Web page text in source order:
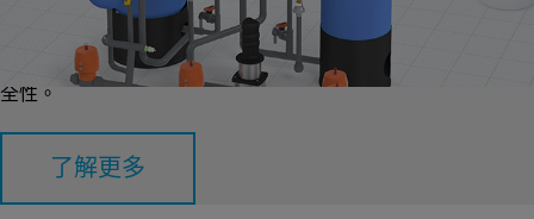
酸鹽）。它可以軟化硬水，防止管道系統中結垢，並透過將有害
離子與無害離子交換來確保安全、可飲用水，從而提高水質和安
全性。
了解更多